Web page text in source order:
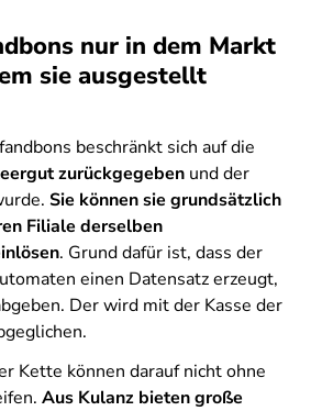
nur in dem Markt
sie ausgestellt
beschränkt sich auf die
zurückgegeben und der
Sie können sie grundsätzlich
Filiale derselben
. Grund dafür ist, dass der
einen Datensatz erzeugt,
Der wird mit der Kasse der
Kette können darauf nicht ohne
Aus Kulanz bieten große